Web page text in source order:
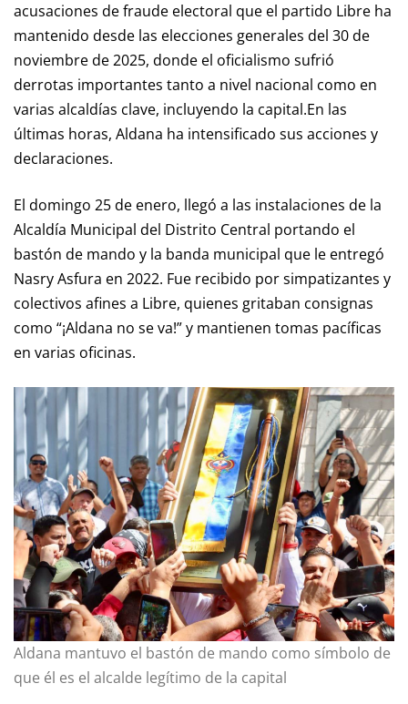
acusaciones de fraude electoral que el partido Libre ha
mantenido desde las elecciones generales del 30 de
noviembre de 2025, donde el oficialismo sufrió
derrotas importantes tanto a nivel nacional como en
varias alcaldías clave, incluyendo la capital.En las
últimas horas, Aldana ha intensificado sus acciones y
declaraciones.
El domingo 25 de enero, llegó a las instalaciones de la
Alcaldía Municipal del Distrito Central portando el
bastón de mando y la banda municipal que le entregó
Nasry Asfura en 2022. Fue recibido por simpatizantes y
colectivos afines a Libre, quienes gritaban consignas
como “¡Aldana no se va!” y mantienen tomas pacíficas
en varias oficinas.
Aldana mantuvo el bastón de mando como símbolo de
que él es el alcalde legítimo de la capital